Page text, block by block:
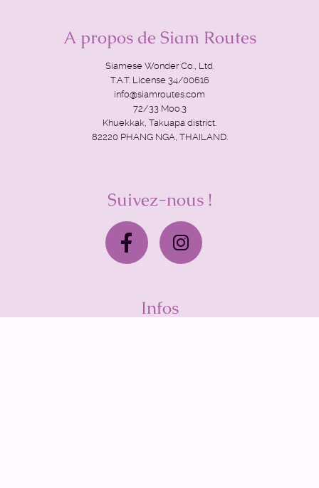
A propos de Siam Routes
Siamese Wonder Co., Ltd.
T.A.T. License 34/00616
info@siamroutes.com
72/33 Moo.3
Khuekkak, Takuapa district.
82220 PHANG NGA, THAILAND.
Suivez-nous !
Infos